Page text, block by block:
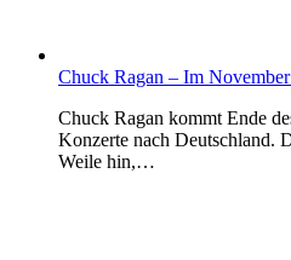
Chuck Ragan – Im
Chuck Ragan kommt Ende
Konzerte nach Deutschland.
Weile hin,…